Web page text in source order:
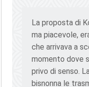
La proposta di
ma piacevole,
che arrivava a
momento dove
privo di senso.
bisnonna le